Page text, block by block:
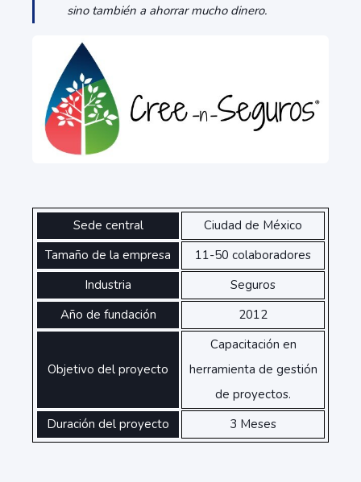
sino también a ahorrar mucho dinero.
Sede central
Ciudad de México
Tamaño de la empresa
11-50 colaboradores
Industria
Seguros
Año de fundación
2012
Objetivo del proyecto
Capacitación en
herramienta de gestión
de proyectos.
Duración del proyecto
3 Meses